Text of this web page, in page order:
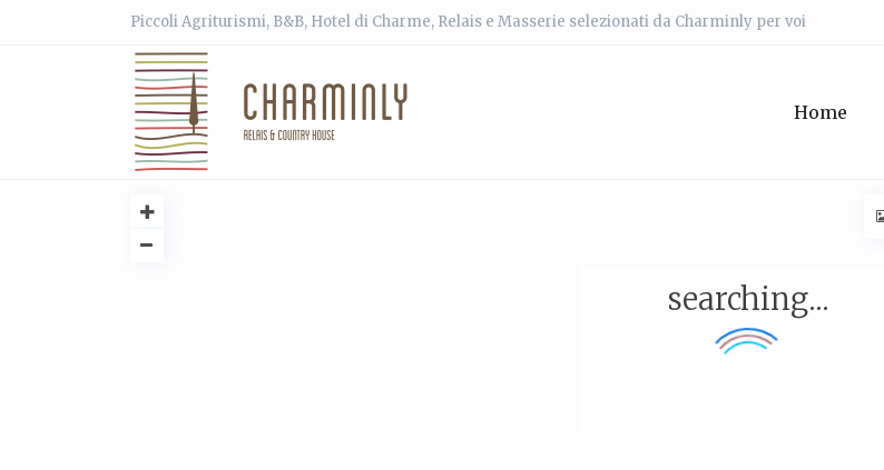
Piccoli Agriturismi, B&B, Hotel di Charme, Relais e Masserie selezionati da Charminly per voi
Home
searching...